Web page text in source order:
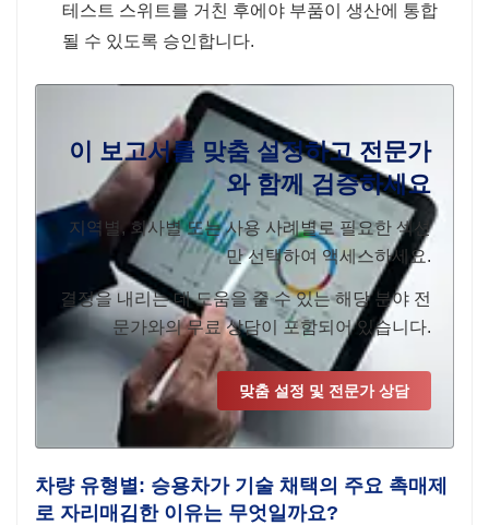
테스트 스위트를 거친 후에야 부품이 생산에 통합
될 수 있도록 승인합니다.
이 보고서를 맞춤 설정하고 전문가
와 함께 검증하세요
지역별, 회사별 또는 사용 사례별로 필요한 섹션
만 선택하여 액세스하세요.
결정을 내리는 데 도움을 줄 수 있는 해당 분야 전
문가와의 무료 상담이 포함되어 있습니다.
맞춤 설정 및 전문가 상담
차량 유형별: 승용차가 기술 채택의 주요 촉매제
로 자리매김한 이유는 무엇일까요?